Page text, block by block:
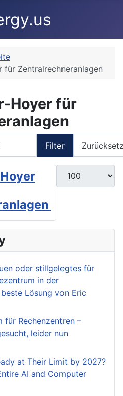
für Zentralrechneranlagen
Hoyer für
Filter
Anzeige #
oder stillgelegtes für
in der
Lösung von Eric
für Rechenzentren –
leider nun
at Their Limit by 2027?
AI and Computer